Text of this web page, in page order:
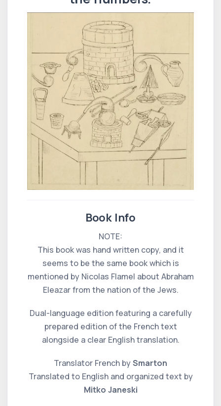
Book Info
NOTE:
This book was hand written copy, and it
seems to be the same book which is
mentioned by Nicolas Flamel about Abraham
Eleazar from the nation of the Jews.
Dual-language edition featuring a carefully
prepared edition of the French text
alongside a clear English translation.
Translator French bySmarton
Translated to English and organized text by
Mitko Janeski